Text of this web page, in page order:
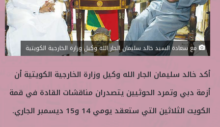
ت
و
ي
ت
ر
د
ا
إ
ل
ك
ر
مع سعادة السيد خالد سليمان الجار الله وكيل وزارة الخارجية الكويتية
أكد خالد سليمان الجار الله وكيل وزارة الخارجية الكويتية أن
أزمة دبي وتمرد الحوثيين يتصدران مناقشات القادة في قمة
الكويت الثلاثين التي ستعقد يومي 14 و15 ديسمبر الجاري.